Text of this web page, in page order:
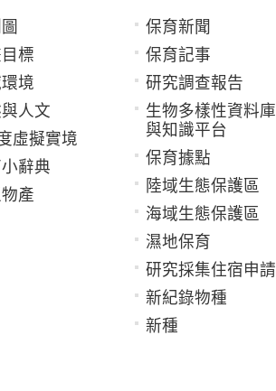
標
境
與人文
虛擬實境
辭典
產
保育新聞
保育記事
研究調查報告
生物多樣性資料庫
與知識平台
保育據點
陸域生態保護區
海域生態保護區
濕地保育
研究採集住宿申請
新紀錄物種
新種